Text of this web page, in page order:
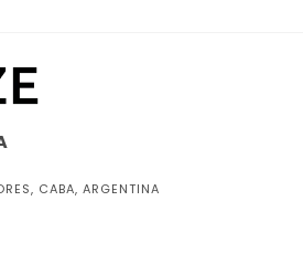
CABA, ARGENTINA